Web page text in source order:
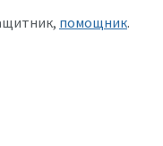
помощник.